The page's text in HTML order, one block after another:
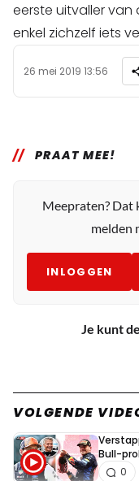
eerste uitvaller van
enkel zichzelf iets
26 mei 2019 13:56
PRAAT MEE!
Meepraten? Dat
melden
INLOGGEN
Je kunt
VOLGENDE
Bull-
0